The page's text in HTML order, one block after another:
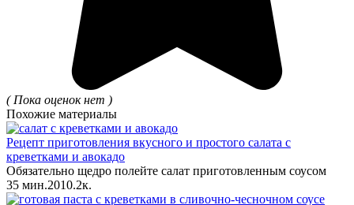
( Пока оценок нет )
Похожие материалы
Рецепт приготовления вкусного и простого салата с
креветками и авокадо
Обязательно щедро полейте салат приготовленным соусом
35 мин.2010.2к.